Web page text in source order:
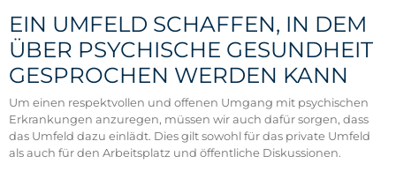
EIN UMFELD SCHAFFEN, IN DEM
ÜBER PSYCHISCHE GESUNDHEIT
GESPROCHEN WERDEN KANN
Um einen respektvollen und offenen Umgang mit psychischen
Erkrankungen anzuregen, müssen wir auch dafür sorgen, dass
das Umfeld dazu einlädt. Dies gilt sowohl für das private Umfeld
als auch für den Arbeitsplatz und öffentliche Diskussionen.